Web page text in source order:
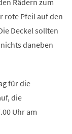
rote Pfeil auf den
Deckel sollten
daneben
für die
die
Uhr am